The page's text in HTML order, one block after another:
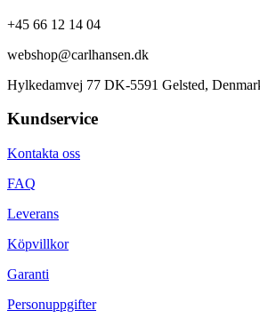
+45 66 12 14 04
webshop@carlhansen.dk
Hylkedamvej 77 DK-5591 Gelsted,
Kundservice
Kontakta oss
FAQ
Leverans
Köpvillkor
Garanti
Personuppgifter